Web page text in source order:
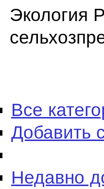
Экология
Все
Добавить
Недавно